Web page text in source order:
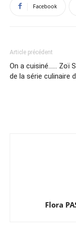
Facebook
Article précédent
On a cuisiné…… Zoï
de la série culinaire
Flora